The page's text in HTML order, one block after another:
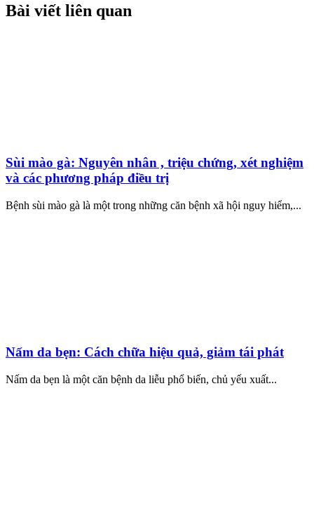
Bài viết liên quan
Sùi mào gà: Nguyên nhân , triệu chứng, xét nghiệm
và các phương pháp điều trị
Bệnh sùi mào gà là một trong những căn bệnh xã hội nguy hiểm,...
Nấm da bẹn: Cách chữa hiệu quả, giảm tái phát
Nấm da bẹn là một căn bệnh da liễu phổ biến, chủ yếu xuất...